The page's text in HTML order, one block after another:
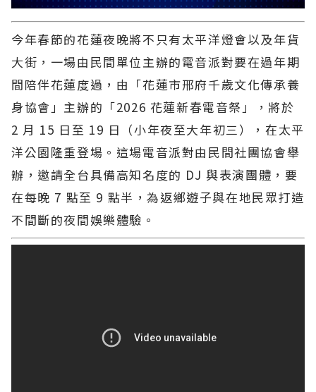
今年春節的花蓮夜晚將不只有太平洋燈會以及年貨
大街，一場由民間單位主辦的電音派對要在過年期
間陪伴花蓮度過，由「花蓮市邢府千歲文化傳承養
身協會」主辦的「2026 花蓮新春電音祭」，將於
2 月 15 日至 19 日（小年夜至大年初三），在太平
洋公園隆重登場。這場電音派對由民間社團協會舉
辦，邀請全台具備高知名度的 DJ 與表演團體，要
在每晚 7 點至 9 點半，為返鄉遊子與在地民眾打造
不間斷的夜間娛樂體驗。